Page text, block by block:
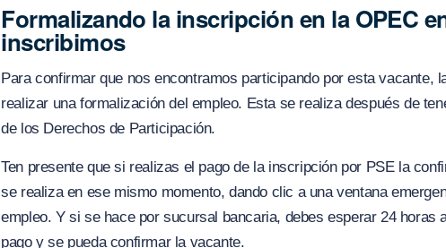
Formalizando la inscripción en la OPEC
inscribimos
Para confirmar que nos encontramos participando por esta vacante,
realizar una formalización del empleo. Esta se realiza después de
de los Derechos de Participación.
Ten presente que si realizas el pago de la inscripción por PSE la
se realiza en ese mismo momento, dando clic a una ventana
empleo. Y si se hace por sucursal bancaria, debes esperar 24 horas
pago y se pueda confirmar la vacante.